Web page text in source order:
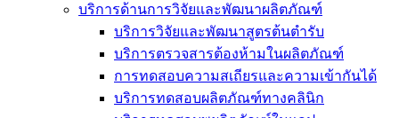
บริการด้านการวิจัยและพัฒนาผลิตภัณฑ์
บริการวิจัยและพัฒนาสูตรต้นตำรับ
บริการตรวจสารต้องห้ามในผลิตภัณฑ์
การทดสอบความสเถียรและความเข้ากันได้
บริการทดสอบผลิตภัณฑ์ทางคลินิก